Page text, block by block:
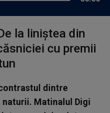
la liniștea din
cu premii
dintre
Matinalul Digi